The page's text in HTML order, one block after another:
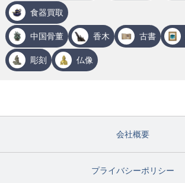
食器買取
中国骨董 香木 古書
彫刻 仏像
会社概要
プライバシーポリシー